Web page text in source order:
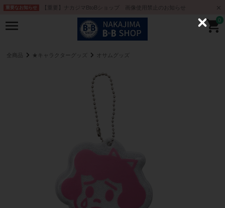
重要なお知らせ 【重要】ナカジマBtoBショップ 画像使用禁止のお知らせ
0
全商品 ★キャラクターグッズ オサムグッズ
C